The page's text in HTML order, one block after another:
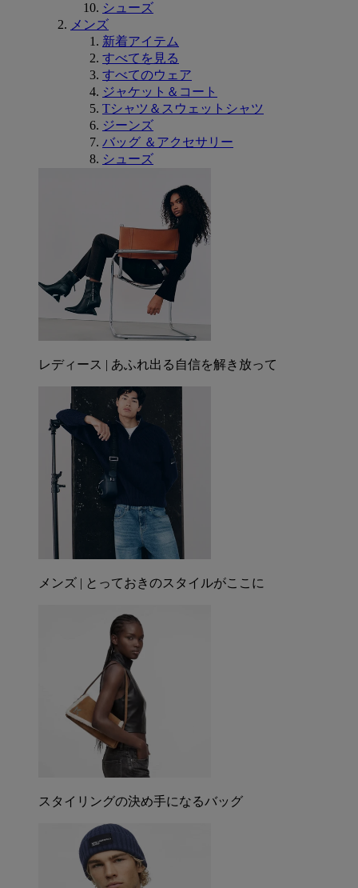
シューズ
メンズ
新着アイテム
すべてを見る
すべてのウェア
ジャケット＆コート
Tシャツ＆スウェットシャツ
ジーンズ
バッグ ＆アクセサリー
シューズ
レディース | あふれ出る自信を解き放って
メンズ | とっておきのスタイルがここに
スタイリングの決め手になるバッグ